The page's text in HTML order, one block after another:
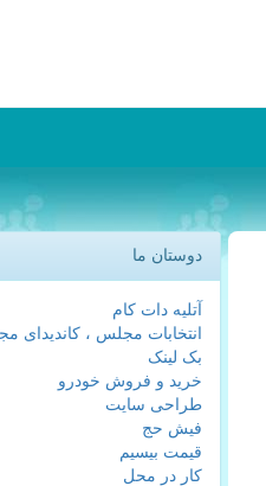
دوستان ما
آتلیه دات کام
انتخابات مجلس ، کاندیدای
بک لینک
خرید و فروش خودرو
طراحی سایت
فیش حج
قیمت بیسیم
کار در محل